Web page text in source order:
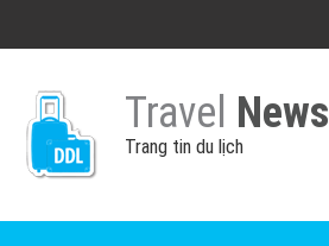
Travel News
Trang tin du lịch